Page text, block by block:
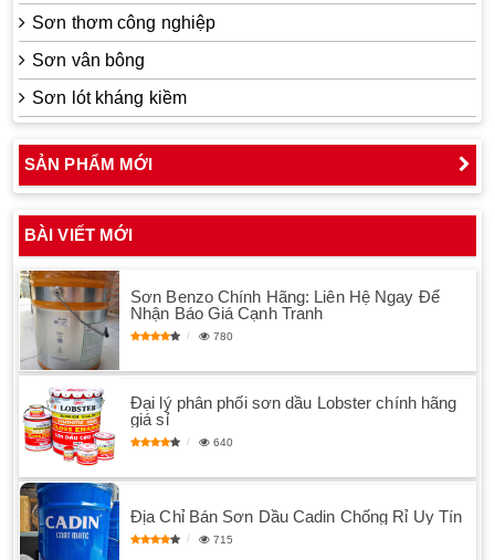
Sơn thơm công nghiệp
Sơn vân bông
Sơn lót kháng kiềm
SẢN PHẨM MỚI
BÀI VIẾT MỚI
Sơn Benzo Chính Hãng: Liên Hệ Ngay Để
Nhận Báo Giá Cạnh Tranh
780
Đại lý phân phối sơn dầu Lobster chính hãng
giá sỉ
640
Địa Chỉ Bán Sơn Dầu Cadin Chống Rỉ Uy Tín
715